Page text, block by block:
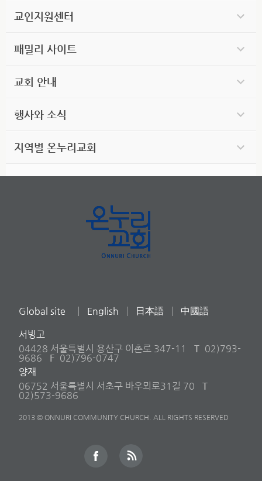
교인지원센터
패밀리 사이트
교회 안내
행사와 소식
지역별 온누리교회
Global site English 日本語 中國語
서빙고
04428 서울특별시 용산구 이촌로 347-11
T 02)793-
9686
F 02)796-0747
양재
06752 서울특별시 서초구 바우뫼로31길 70
T
02)573-9686
2013 © ONNURI COMMUNITY CHURCH. ALL RIGHTS RESERVED